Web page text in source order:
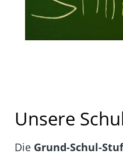
Unsere
Die Grund-Schul-